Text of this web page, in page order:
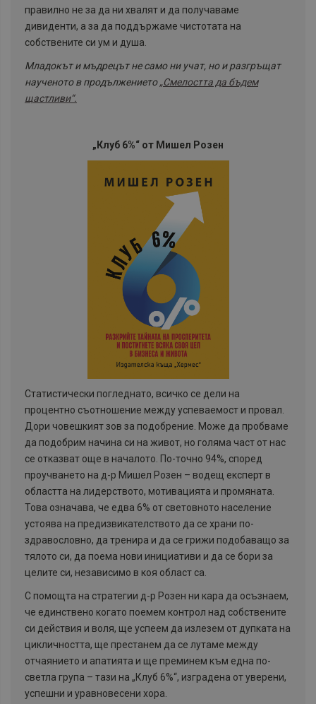
правилно не за да ни хвалят и да получаваме
дивиденти, а за да поддържаме чистотата на
собствените си ум и душа.
Младокът и мъдрецът не само ни учат, но и разгръщат
наученото в продължението„Смелостта да бъдем
щастливи“.
„Клуб 6%“ от Мишел Розен
Статистически погледнато, всичко се дели на
процентно съотношение между успеваемост и провал.
Дори човешкият зов за подобрение. Може да пробваме
да подобрим начина си на живот, но голяма част от нас
се отказват още в началото. По-точно 94%, според
проучването на д-р Мишел Розен – водещ експерт в
областта на лидерството, мотивацията и промяната.
Това означава, че едва 6% от световното население
устоява на предизвикателството да се храни по-
здравословно, да тренира и да се грижи подобаващо за
тялото си, да поема нови инициативи и да се бори за
целите си, независимо в коя област са.
С помощта на стратегии д-р Розен ни кара да осъзнаем,
че единствено когато поемем контрол над собствените
си действия и воля, ще успеем да излезем от дупката на
цикличността, ще престанем да се лутаме между
отчаянието и апатията и ще преминем към една по-
светла група – тази на „Клуб 6%“, изградена от уверени,
успешни и уравновесени хора.